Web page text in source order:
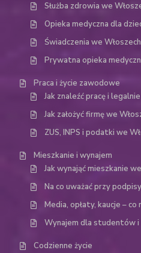
Służba zdrowia we
Opieka medyczna dla
Świadczenia we
Prywatna opieka
Praca i życie zawodowe
Jak znaleźć pracę i
Jak założyć firmę we
ZUS, INPS i podatki we
Mieszkanie i wynajem
Jak wynająć mieszkanie
Na co uważać przy
Media, opłaty, kaucje –
Wynajem dla studentów i
Codzienne życie